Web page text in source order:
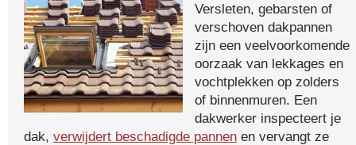
Versleten, gebarsten of
verschoven dakpannen
zijn een veelvoorkomende
oorzaak van lekkages en
vochtplekken op zolders
of binnenmuren. Een
dakwerker inspecteert je
dak, verwijdert beschadigde pannen en vervangt ze